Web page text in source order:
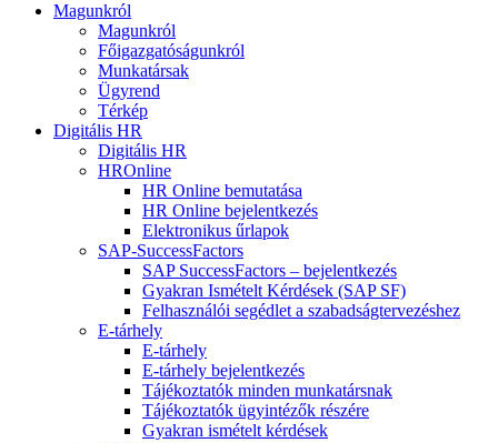
Magunkról
Magunkról
Főigazgatóságunkról
Munkatársak
Ügyrend
Térkép
Digitális HR
Digitális HR
HROnline
HR Online bemutatása
HR Online bejelentkezés
Elektronikus űrlapok
SAP-SuccessFactors
SAP SuccessFactors – bejelentkezés
Gyakran Ismételt Kérdések (SAP SF)
Felhasználói segédlet a szabadságtervezéshez
E-tárhely
E-tárhely
E-tárhely bejelentkezés
Tájékoztatók minden munkatársnak
Tájékoztatók ügyintézők részére
Gyakran ismételt kérdések